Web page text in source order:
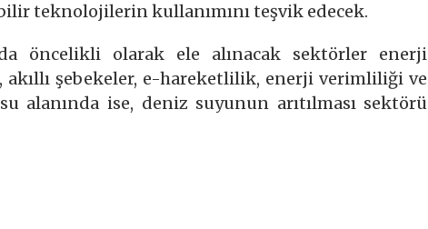
teknolojilerin kullanımını teşvik edecek.
öncelikli olarak ele alınacak sektörler enerji
şebekeler, e-hareketlilik, enerji verimliliği ve
alanında ise, deniz suyunun arıtılması sektörü